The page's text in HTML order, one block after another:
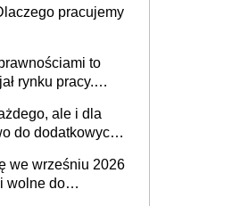
pracujemy
to
rynku pracy.
ale bariery po
ale i dla
do dodatkowych
we wrześniu 2026
wolne do